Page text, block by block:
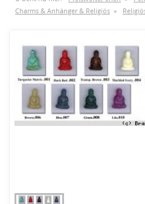
Charms & Anhänger & Religiös »